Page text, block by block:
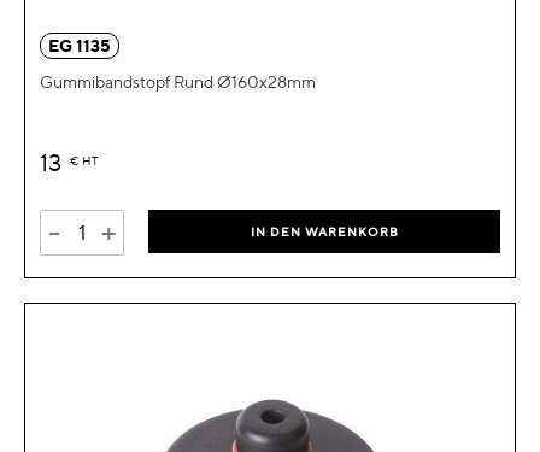
EG 1135
Gummibandstopf Rund Ø160x28mm
13 € HT
- + IN DEN WARENKORB